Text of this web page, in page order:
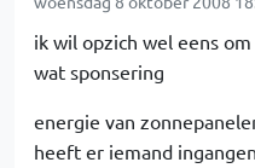
ik wil opzich wel eens
wat sponsering
energie van
heeft er iemand